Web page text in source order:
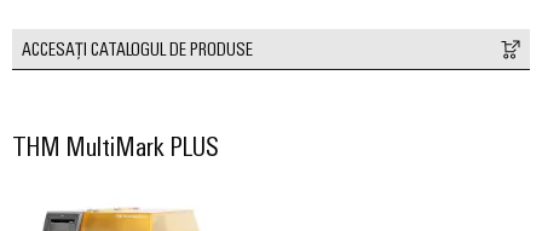
ACCESAȚI CATALOGUL DE PRODUSE
THM MultiMark PLUS